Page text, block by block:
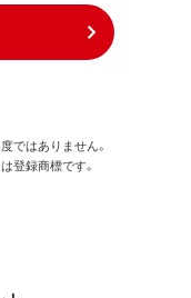
ではありません。
登録商標です。